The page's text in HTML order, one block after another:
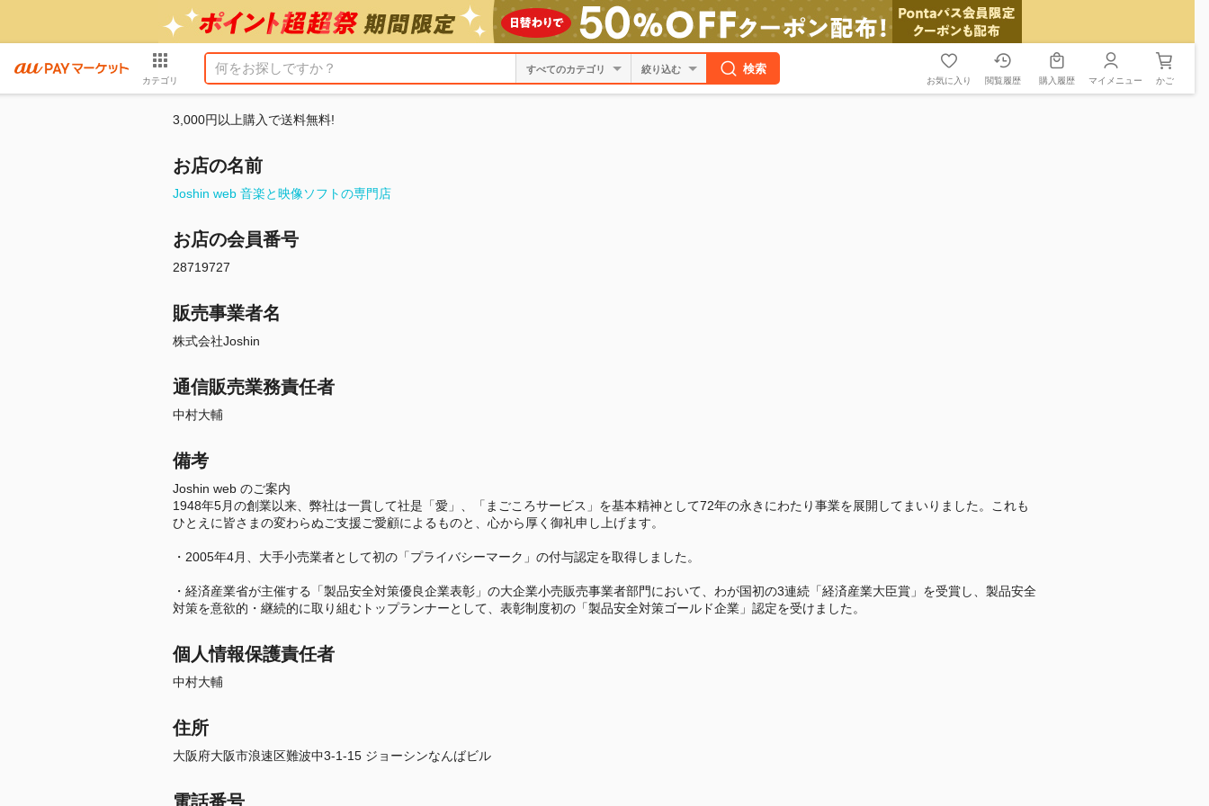
カテゴリ
絞り込む 検索
お気に入り 閲覧履歴 購入履歴 マイメニュー かご
3,000円以上購入で送料無料!
お店の名前
Joshin web 音楽と映像ソフトの専門店
お店の会員番号
28719727
販売事業者名
株式会社Joshin
通信販売業務責任者
中村大輔
備考
Joshin web のご案内
1948年5月の創業以来、弊社は一貫して社是「愛」、「まごころサービス」を基本精神として72年の永きにわたり事業を展開してまいりました。これも
ひとえに皆さまの変わらぬご支援ご愛顧によるものと、心から厚く御礼申し上げます。
・2005年4月、大手小売業者として初の「プライバシーマーク」の付与認定を取得しました。
・経済産業省が主催する「製品安全対策優良企業表彰」の大企業小売販売事業者部門において、わが国初の3連続「経済産業大臣賞」を受賞し、製品安全
対策を意欲的・継続的に取り組むトップランナーとして、表彰制度初の「製品安全対策ゴールド企業」認定を受けました。
個人情報保護責任者
中村大輔
住所
大阪府大阪市浪速区難波中3-1-15 ジョーシンなんばビル
電話番号